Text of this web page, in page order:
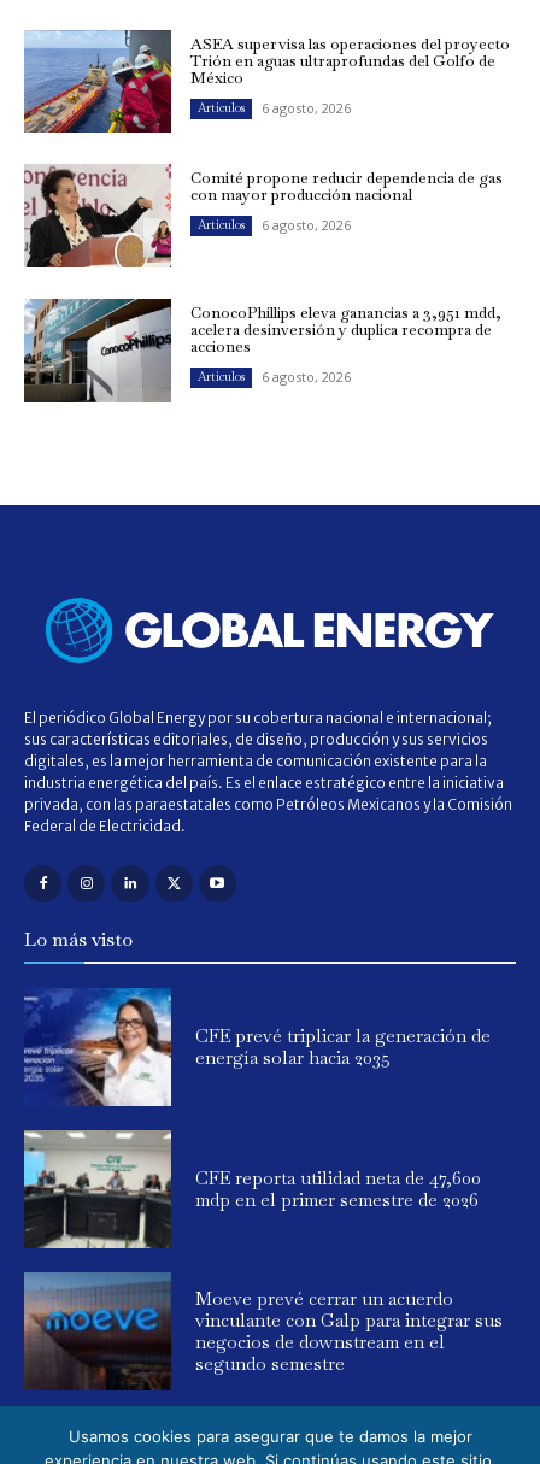
ASEA supervisa las operaciones del proyecto
Trión en aguas ultraprofundas del Golfo de
México
Artículos 6 agosto, 2026
Comité propone reducir dependencia de gas
con mayor producción nacional
Artículos 6 agosto, 2026
ConocoPhillips eleva ganancias a 3,951 mdd,
acelera desinversión y duplica recompra de
acciones
Artículos 6 agosto, 2026
El periódico Global Energy por su cobertura nacional e internacional;
sus características editoriales, de diseño, producción y sus servicios
digitales, es la mejor herramienta de comunicación existente para la
industria energética del país. Es el enlace estratégico entre la iniciativa
privada, con las paraestatales como Petróleos Mexicanos y la Comisión
Federal de Electricidad.
Lo más visto
CFE prevé triplicar la generación de
energía solar hacia 2035
CFE reporta utilidad neta de 47,600
mdp en el primer semestre de 2026
Moeve prevé cerrar un acuerdo
vinculante con Galp para integrar sus
negocios de downstream en el
segundo semestre
Usamos cookies para asegurar que te damos la mejor